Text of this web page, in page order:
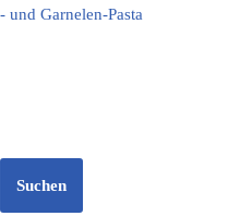
Garnelen-Pasta
Suchen